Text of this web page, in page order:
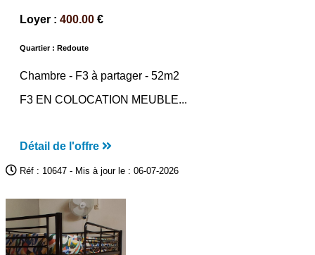
Loyer : 400.00 €
Quartier : Redoute
Chambre - F3 à partager - 52m2
F3 EN COLOCATION MEUBLE...
Détail de l'offre
Réf : 10647 - Mis à jour le : 06-07-2026